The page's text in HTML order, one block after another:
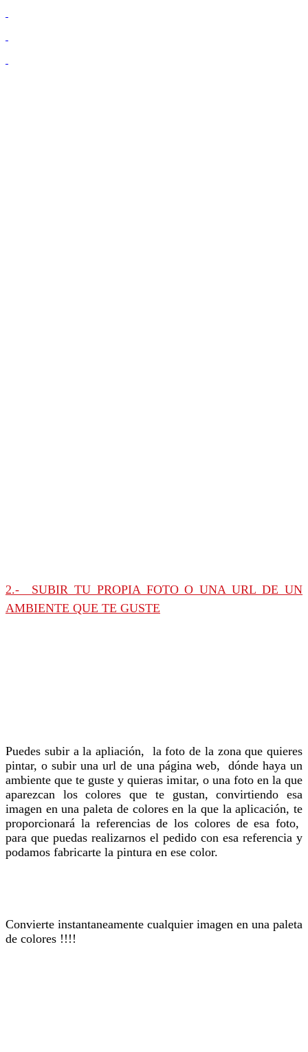
2.- SUBIR TU PROPIA FOTO O UNA URL DE UN
AMBIENTE QUE TE GUSTE
Puedes subir a la apliación, la foto de la zona que quieres
pintar, o subir una url de una página web, dónde haya un
ambiente que te guste y quieras imitar, o una foto en la que
aparezcan los colores que te gustan, convirtiendo esa
imagen en una paleta de colores en la que la aplicación, te
proporcionará la referencias de los colores de esa foto,
para que puedas realizarnos el pedido con esa referencia y
podamos fabricarte la pintura en ese color.
Convierte instantaneamente cualquier imagen en una paleta
de colores !!!!